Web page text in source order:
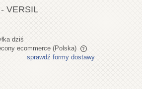
VERSIL
dziś
ecommerce (Polska)
sprawdź formy dostawy